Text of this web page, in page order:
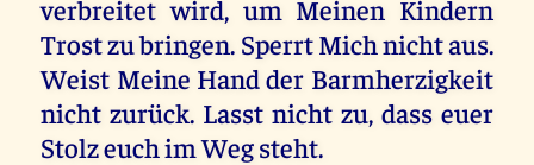
verbreitet wird, um Meinen Kindern
Trost zu bringen. Sperrt Mich nicht aus.
Weist Meine Hand der Barmherzigkeit
nicht zurück. Lasst nicht zu, dass euer
Stolz euch im Weg steht.